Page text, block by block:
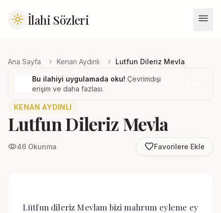
light_mode İlahi Sözleri menu
Ana Sayfa chevron_right Kenan Aydınlı chevron_right Lutfun Dileriz Mevla
Bu ilahiyi uygulamada oku! Çevrimdışı
erişim ve daha fazlası.
KENAN AYDINLI
Lutfun Dileriz Mevla
visibility46 Okunma favorite_borderFavorilere Ekle
Lütfun dileriz Mevlam bizi mahrum eyleme ey